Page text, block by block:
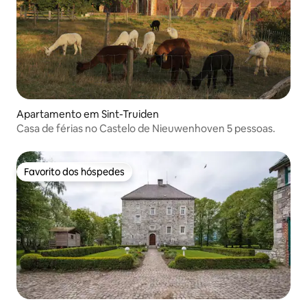
Apartamento em Sint-Truiden
Casa de férias no Castelo de Nieuwenhoven 5 pessoas.
Favorito dos hóspedes
Favorito dos hóspedes